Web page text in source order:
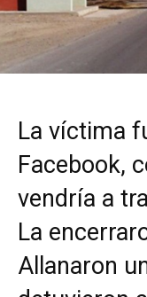
La víctima
Facebook,
vendría a
La
Allanaron